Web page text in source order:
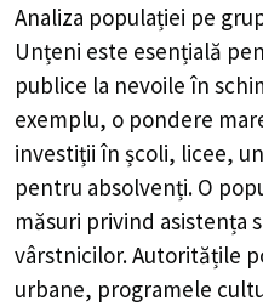
Analiza populației pe
Unțeni este esențială
publice la nevoile în
exemplu, o pondere
investiții în școli, licee,
pentru absolvenți. O
măsuri privind asistența
vârstnicilor. Autoritățile
urbane, programele